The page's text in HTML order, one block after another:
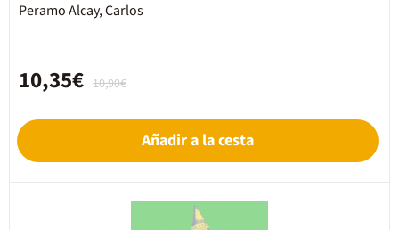
Peramo Alcay, Carlos
10,90€
10,35€
Añadir a la cesta